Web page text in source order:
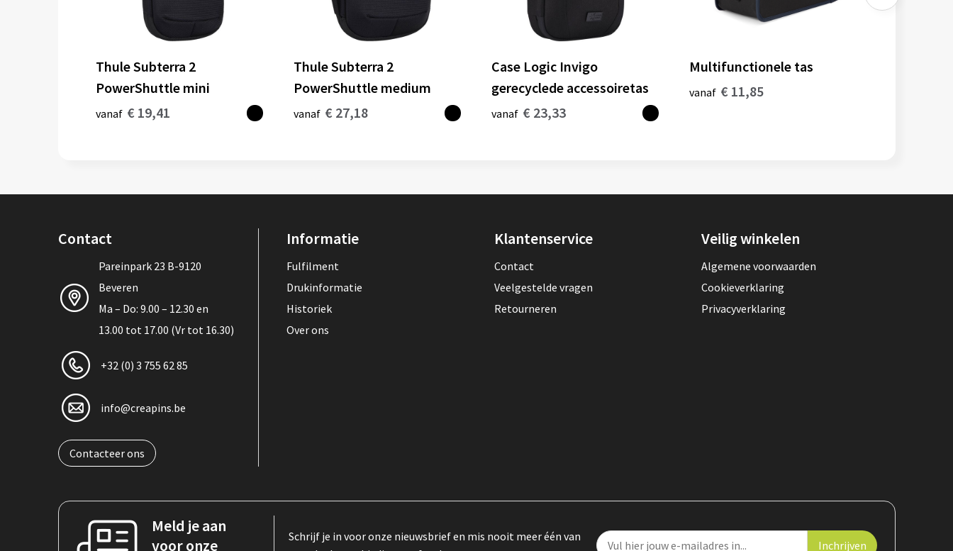
Thule Subterra 2
PowerShuttle mini
vanaf € 19,41
Thule Subterra 2
PowerShuttle medium
vanaf € 27,18
Case Logic Invigo
gerecyclede accessoiretas
vanaf € 23,33
Multifunctionele tas
vanaf € 11,85
Contact
Pareinpark 23 B-9120
Beveren
Ma – Do: 9.00 – 12.30 en
13.00 tot 17.00 (Vr tot 16.30)
+32 (0) 3 755 62 85
info@creapins.be
Contacteer ons
Informatie
Fulfilment
Drukinformatie
Historiek
Over ons
Klantenservice
Contact
Veelgestelde vragen
Retourneren
Veilig winkelen
Algemene voorwaarden
Cookieverklaring
Privacyverklaring
Meld je aan
voor onze
Schrijf je in voor onze nieuwsbrief en mis nooit meer één van